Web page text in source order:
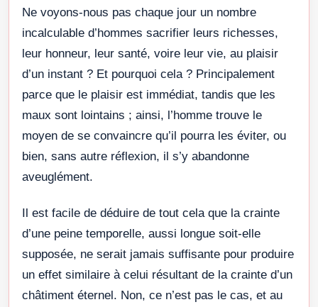
Ne voyons-nous pas chaque jour un nombre
incalculable d’hommes sacrifier leurs richesses,
leur honneur, leur santé, voire leur vie, au plaisir
d’un instant ? Et pourquoi cela ? Principalement
parce que le plaisir est immédiat, tandis que les
maux sont lointains ; ainsi, l’homme trouve le
moyen de se convaincre qu’il pourra les éviter, ou
bien, sans autre réflexion, il s’y abandonne
aveuglément.
Il est facile de déduire de tout cela que la crainte
d’une peine temporelle, aussi longue soit-elle
supposée, ne serait jamais suffisante pour produire
un effet similaire à celui résultant de la crainte d’un
châtiment éternel. Non, ce n’est pas le cas, et au